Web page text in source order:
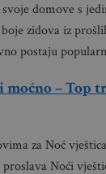
domove s
boje zidova iz
postaju
moćno – Top
za Noć
Noći